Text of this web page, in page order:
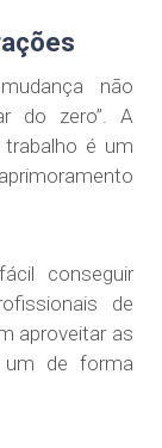
não
do zero”. A
é um
conseguir
de
aproveitar as
um de forma